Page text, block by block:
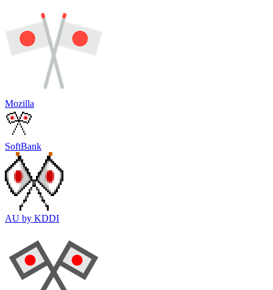
Mozilla
SoftBank
AU by KDDI